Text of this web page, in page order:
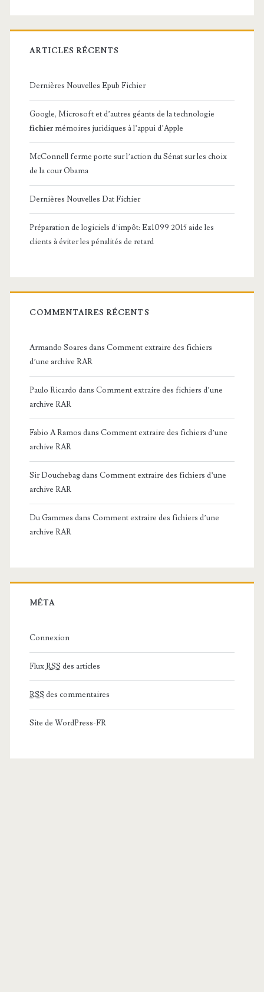
ARTICLES RÉCENTS
Dernières Nouvelles Epub Fichier
Google, Microsoft et d’autres géants de la technologie
fichier mémoires juridiques à l’appui d’Apple
McConnell ferme porte sur l’action du Sénat sur les choix
de la cour Obama
Dernières Nouvelles Dat Fichier
Préparation de logiciels d’impôt: Ez1099 2015 aide les
clients à éviter les pénalités de retard
COMMENTAIRES RÉCENTS
Armando Soares dans Comment extraire des fichiers
d’une archive RAR
Paulo Ricardo dans Comment extraire des fichiers d’une
archive RAR
Fabio A Ramos dans Comment extraire des fichiers d’une
archive RAR
Sir Douchebagdans Comment extraire des fichiers d’une
archive RAR
Du Gammes dans Comment extraire des fichiers d’une
archive RAR
MÉTA
Connexion
FluxRSS des articles
RSS des commentaires
Site de WordPress-FR